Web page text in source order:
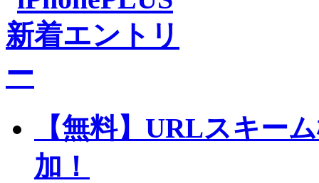
【無料】URLスキー
加！